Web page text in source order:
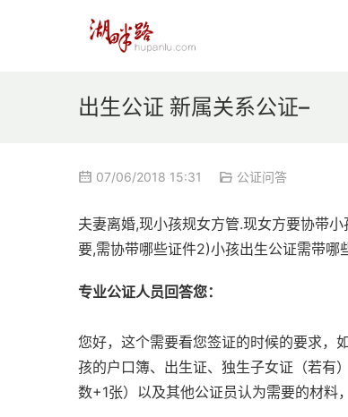
出生公证 新属关系公证–
07/06/2018 15:31 公证问答
夫妻离婚,现小孩规女方管.现女方要协带
要,需协带哪些证件2)小孩出生公证需带哪
专业公证人员回答您：
您好，这个需要看您签证的时候的要求，
孩的户口簿、出生证、独生子女证（若有
数+1张）以及其他公证员认为需要的材料